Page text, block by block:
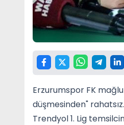
Erzurumspor FK
düşmesinden"
Trendyol 1. Lig